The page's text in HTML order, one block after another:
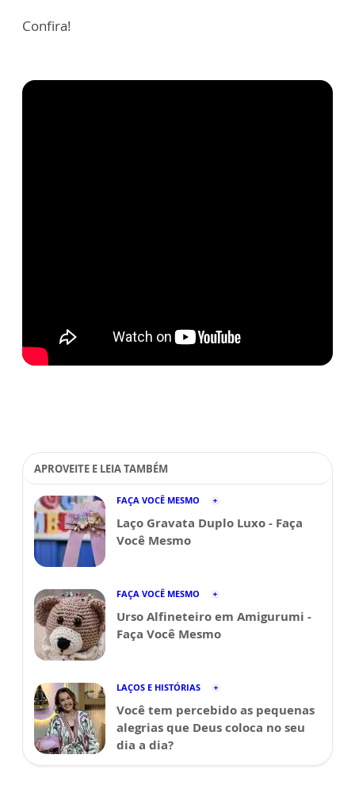
Confira!
APROVEITE E LEIA TAMBÉM
FAÇA VOCÊ MESMO
Laço Gravata Duplo Luxo - Faça
Você Mesmo
FAÇA VOCÊ MESMO
Urso Alfineteiro em Amigurumi -
Faça Você Mesmo
LAÇOS E HISTÓRIAS
Você tem percebido as pequenas
alegrias que Deus coloca no seu
dia a dia?